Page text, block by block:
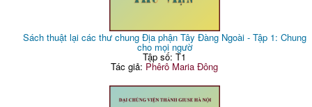
Sách thuật lại các thư chung Địa phận Tây Đàng Ngoài - Tập 1: Chung
cho mọi ngườ
Tập số: T1
Tác giả: Phêrô Maria Đông